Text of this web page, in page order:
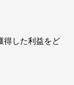
得した利益をど